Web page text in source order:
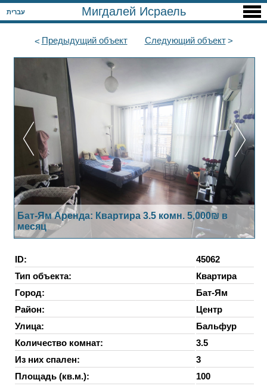
עברית Мигдалей Исраель
Предыдущийобъект Следующийобъект
Бат-Ям Аренда: Квартира 3.5 комн. 5,000₪ в
месяц
ID:
45062
Тип объекта:
Квартира
Город:
Бат-Ям
Район:
Центр
Улица:
Бальфур
Количество комнат:
3.5
Из них спален:
3
Площадь (кв.м.):
100